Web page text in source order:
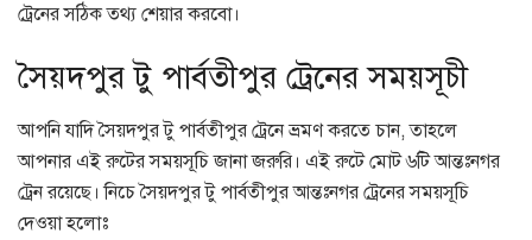
ট্রেনের সঠিক তথ্য শেয়ার করবো।
সৈয়দপুর টু পার্বতীপুর ট্রেনের সময়সূচী
আপনি যাদি সৈয়দপুর টু পার্বতীপুর ট্রেনে ভ্রমণ করতে চান, তাহলে
আপনার এই রুটের সময়সূচি জানা জরুরি। এই রুটে মোট ৬টি আন্তঃনগর
ট্রেন রয়েছে। নিচে সৈয়দপুর টু পার্বতীপুর আন্তঃনগর ট্রেনের সময়সূচি
দেওয়া হলোঃ